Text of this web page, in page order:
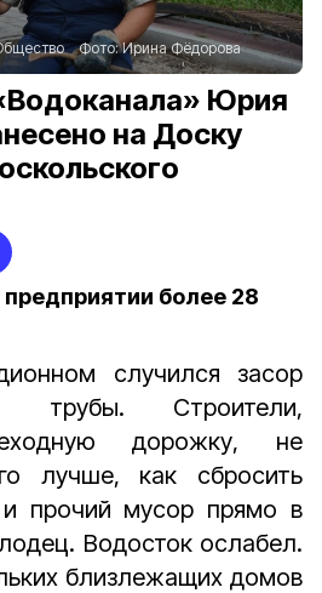
Фото:Ирина Фёдорова
Юрия
на Доску
более 28
случился засор
трубы. Строители,
дорожку, не
лучше, как сбросить
прочий мусор прямо в
Водосток ослабел.
близлежащих домов